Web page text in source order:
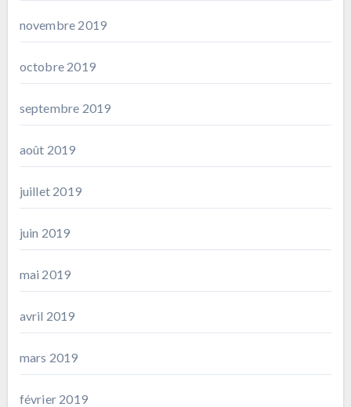
novembre 2019
octobre 2019
septembre 2019
août 2019
juillet 2019
juin 2019
mai 2019
avril 2019
mars 2019
février 2019